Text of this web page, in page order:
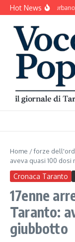
Salta al contenuto
Hot NewsDecoro
Home /forze
aveva quasi 100
Cronaca Taranto
17enne
Taranto:
giubbotto